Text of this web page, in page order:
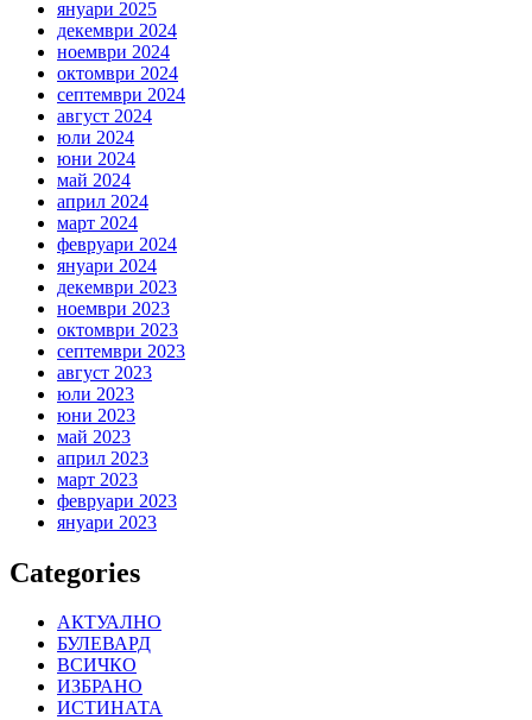
януари 2025
декември 2024
ноември 2024
октомври 2024
септември 2024
август 2024
юли 2024
юни 2024
май 2024
април 2024
март 2024
февруари 2024
януари 2024
декември 2023
ноември 2023
октомври 2023
септември 2023
август 2023
юли 2023
юни 2023
май 2023
април 2023
март 2023
февруари 2023
януари 2023
Categories
АКТУАЛНО
БУЛЕВАРД
ВСИЧКО
ИЗБРАНО
ИСТИНАТА